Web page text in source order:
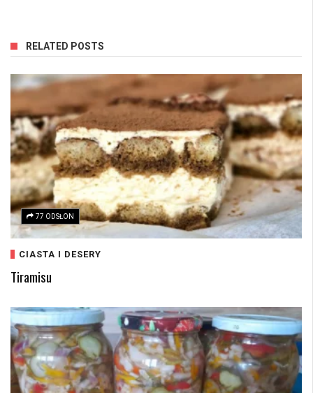
RELATED POSTS
77 ODSŁON
CIASTA I DESERY
Tiramisu